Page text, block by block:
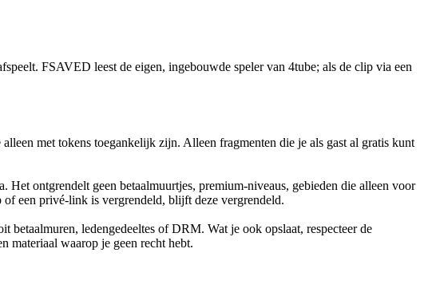
FSAVED leest de eigen, ingebouwde speler van 4tube; als de clip via een
met tokens toegankelijk zijn. Alleen fragmenten die je als gast al gratis kunt
ontgrendelt geen betaalmuurtjes, premium-niveaus, gebieden die alleen voor
een privé-link is vergrendeld, blijft deze vergrendeld.
ledengedeeltes of DRM. Wat je ook opslaat, respecteer de
materiaal waarop je geen recht hebt.